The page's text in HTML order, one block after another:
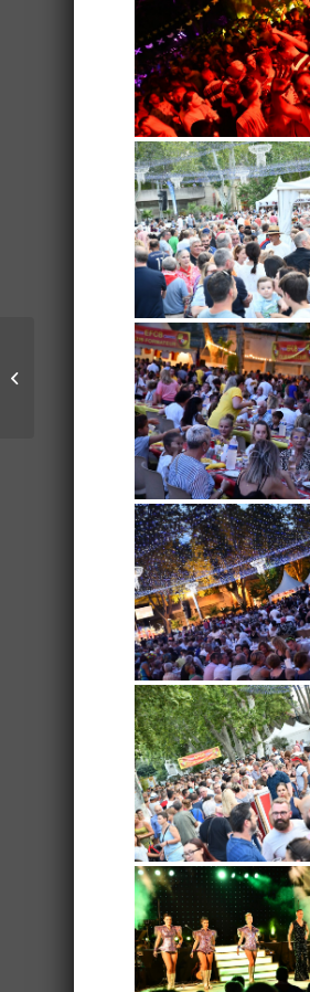
La mémoire de Pierrot
bien présente à
l’édition 2018 des 100